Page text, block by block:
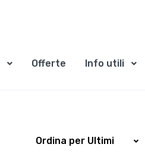
Offerte Info utili
Ordina per Ultimi